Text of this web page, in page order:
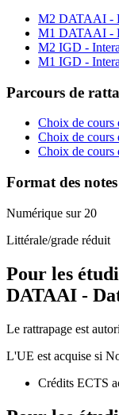
M2 DATAAI -
M1 DATAAI -
M2 IGD -
M1 IGD -
Parcours de
Choix de cours
Choix de cours
Choix de cours
Format des notes
Numérique sur 20
Littérale/grade réduit
Pour les
DATAAI -
Le rattrapage est
L'UE est acquise si
Crédits ECTS